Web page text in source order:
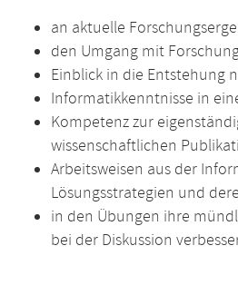
an aktuelle
den Umgang mit
Einblick in die Entstehung
Informatikkenntnisse in
Kompetenz zur
wissenschaftlichen
Arbeitsweisen aus der
Lösungsstrategien und
in den Übungen ihre
bei der Diskussion